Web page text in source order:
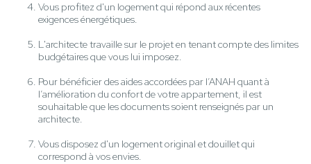
Vous profitez d'un logement qui répond aux récentes
exigences énergétiques.
L'architecte travaille sur le projet en tenant compte des limites
budgétaires que vous lui imposez.
Pour bénéficier des aides accordées par l’ANAH quant à
l’amélioration du confort de votre appartement, il est
souhaitable que les documents soient renseignés par un
architecte.
Vous disposez d'un logement original et douillet qui
correspond à vos envies.